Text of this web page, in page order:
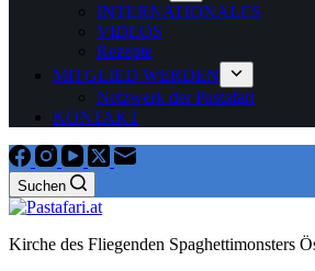
INTERNATIONALES
VIDEOS
Rezepte
MITGLIED WERDEN
Netzwerk der Pastafari
KONTAKT
Suchen
Kirche des Fliegenden Spaghettimonsters